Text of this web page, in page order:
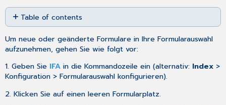
Save
as
PDF
Table of contents
No
Um neue oder geänderte Formulare in Ihre Formularauswahl
aufzunehmen, gehen Sie wie folgt vor:
1. Geben Sie IFA in die Kommandozeile ein (alternativ: Index >
Konfiguration > Formularauswahl konfigurieren).
2. Klicken Sie auf einen leeren Formularplatz.